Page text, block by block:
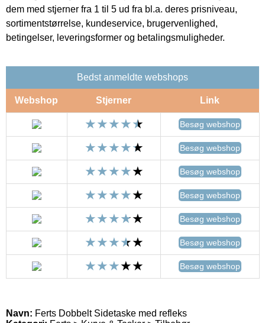
dem med stjerner fra 1 til 5 ud fra bl.a. deres prisniveau,
sortimentstørrelse, kundeservice, brugervenlighed,
betingelser, leveringsformer og betalingsmuligheder.
Bedst anmeldte webshops
Webshop Stjerner Link
Besøg webshop
Besøg webshop
Besøg webshop
Besøg webshop
Besøg webshop
Besøg webshop
Besøg webshop
Navn: Ferts Dobbelt Sidetaske med refleks